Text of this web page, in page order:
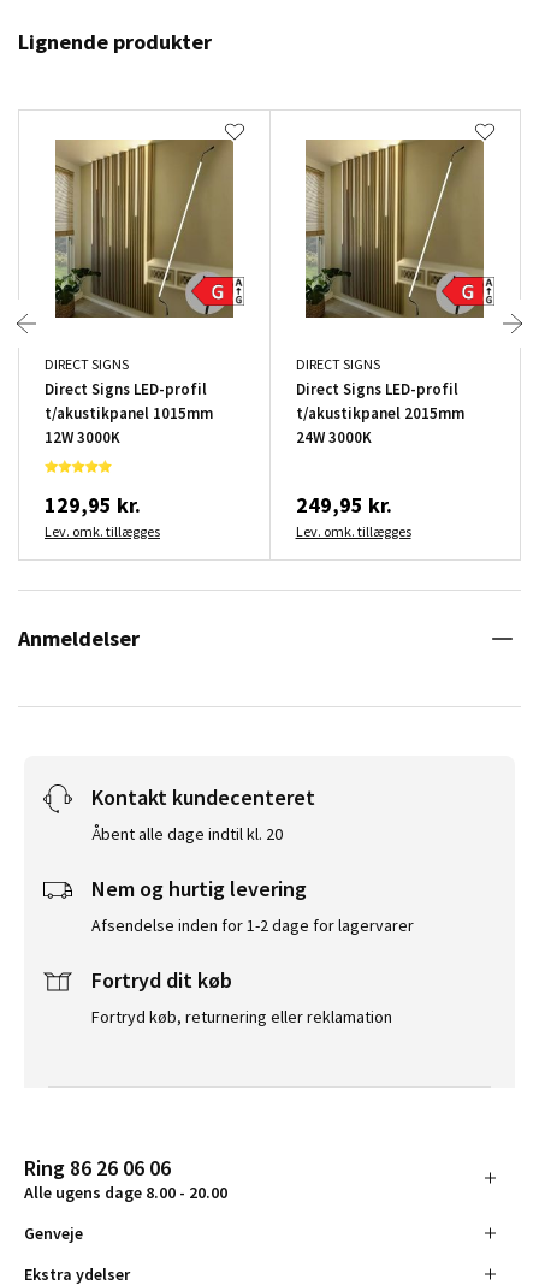
Lignende produkter
DIRECT SIGNS
Direct Signs LED-profil
t/akustikpanel 1015mm
12W 3000K
129,95 kr.
Lev. omk. tillægges
DIRECT SIGNS
Direct Signs LED-profil
t/akustikpanel 2015mm
24W 3000K
249,95 kr.
Lev. omk. tillægges
Anmeldelser
Kontakt kundecenteret
Åbent alle dage indtil kl. 20
Nem og hurtig levering
Afsendelse inden for 1-2 dage for lagervarer
Fortryd dit køb
Fortryd køb, returnering eller reklamation
Ring 86 26 06 06
Alle ugens dage 8.00 - 20.00
Genveje
Ekstra ydelser